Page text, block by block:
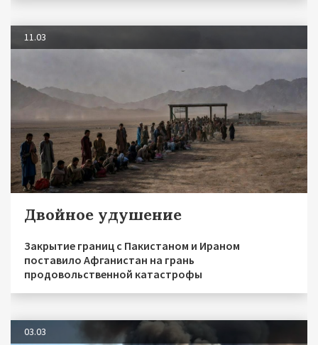
11.03
Двойное удушение
Закрытие границ с Пакистаном и Ираном
поставило Афганистан на грань
продовольственной катастрофы
03.03